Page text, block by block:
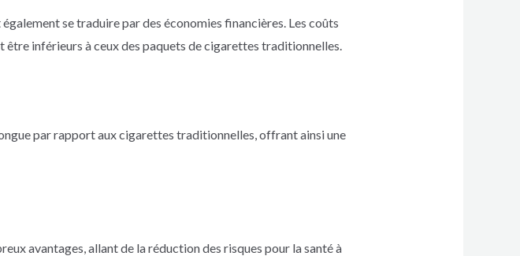
se traduire par des économies financières. Les coûts
inférieurs à ceux des paquets de cigarettes traditionnelles.
par rapport aux cigarettes traditionnelles, offrant ainsi une
avantages, allant de la réduction des risques pour la santé à